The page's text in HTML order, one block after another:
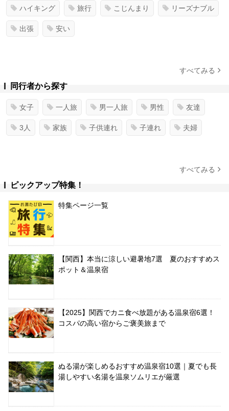
ハイキング 旅行 こじんまり リーズナブル
出張 安い
すべてみる
同行者から探す
女子 一人旅 男一人旅 男性 友達
3人 家族 子供連れ 子連れ 夫婦
すべてみる
ピックアップ特集！
特集ページ一覧
【関西】本当に涼しい避暑地7選 夏のおすすめス
ポット＆温泉宿
【2025】関西でカニ食べ放題がある温泉宿6選！
コスパの高い宿からご褒美旅まで
ぬる湯が楽しめるおすすめ温泉宿10選｜夏でも長
湯しやすい名湯を温泉ソムリエが厳選